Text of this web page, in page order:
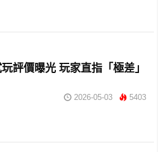
評價曝光 玩家直指「極差」
2026-05-03 5403